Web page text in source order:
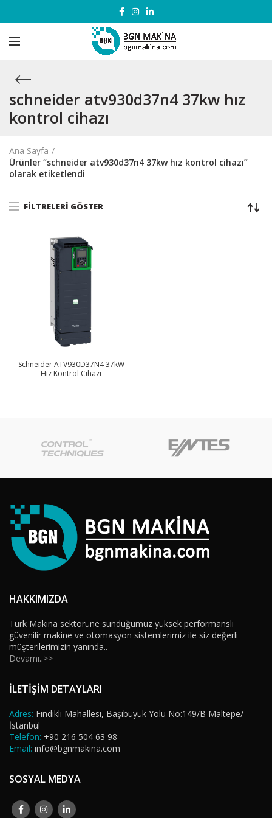
schneider atv930d37n4 37kw hız
kontrol cihazı
Ana Sayfa
Ürünler “schneider atv930d37n4 37kw hız kontrol cihazı”
olarak etiketlendi
FILTRELERI GÖSTER
Schneider ATV930D37N4 37kW
Hız Kontrol Cihazı
HAKKIMIZDA
Türk Makina sektörüne sunduğumuz yüksek performanslı
güvenilir makine ve otomasyon sistemlerimiz ile siz değerli
müşterilerimizin yanında..
Devamı..>>
İLETİŞİM DETAYLARI
Adres: Fındıklı Mahallesi, Başıbüyük Yolu No:149/B Maltepe/
İstanbul
Telefon: +90 216 504 63 98
Email: info@bgnmakina.com
SOSYAL MEDYA